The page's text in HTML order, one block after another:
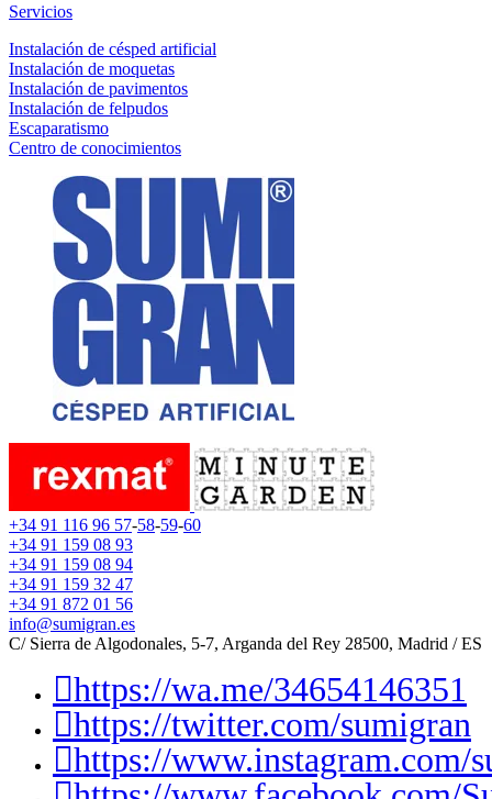
Servicios
Instalación de césped artificial
Instalación de moquetas
Instalación de pavimentos
Instalación de felpudos
Escaparatismo
Centro de conocimientos
+34 91 116 96 57-58-59-60
+34 91 159 08 93
+34 91 159 08 94
+34 91 159 32 47
+34 91 872 01 56
info@sumigran.es
C/ Sierra de Algodonales, 5-7, Arganda del Rey 28500, Madrid / ES
https://wa.me/34654146351
https://twitter.com/sumigran
https://www.instagram.com/